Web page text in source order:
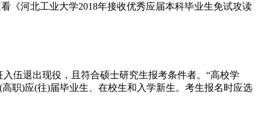
《河北工业大学2018年接收优秀应届本科毕业生免试攻读
伍退出现役，且符合硕士研究生报考条件者。“高校学
职)应(往)届毕业生、在校生和入学新生。考生报名时应选